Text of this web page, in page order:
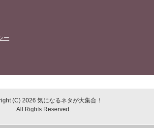
ー
(C) 2026 気になるネタが大集合！
All Rights Reserved.